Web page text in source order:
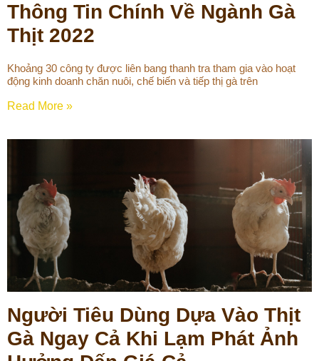
Thông Tin Chính Về Ngành Gà
Thịt 2022
Khoảng 30 công ty được liên bang thanh tra tham gia vào hoạt
động kinh doanh chăn nuôi, chế biến và tiếp thị gà trên
Read More »
Người Tiêu Dùng Dựa Vào Thịt
Gà Ngay Cả Khi Lạm Phát Ảnh